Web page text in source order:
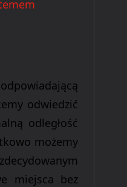
odwiedzić
odległość
możemy
miejsca bez